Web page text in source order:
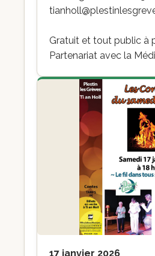
Gratuit et tout public à
Partenariat avec la
17 janvier 2026